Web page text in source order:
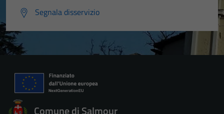
Segnala disservizio
Comune di Salmour